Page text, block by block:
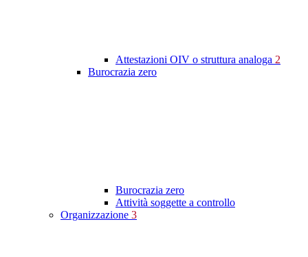
Attestazioni OIV o struttura analoga 2
Burocrazia zero
Burocrazia zero
Attività soggette a controllo
Organizzazione 3